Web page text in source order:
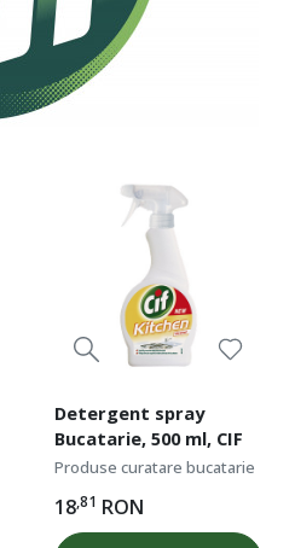
Detergent spray
Bucatarie, 500 ml, CIF
Produse curatare bucatarie
18,81 RON